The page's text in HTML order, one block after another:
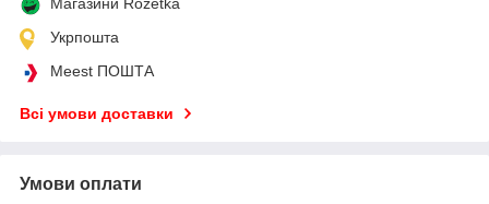
Укрпошта
Meest ПОШТА
Всі умови доставки
Умови оплати